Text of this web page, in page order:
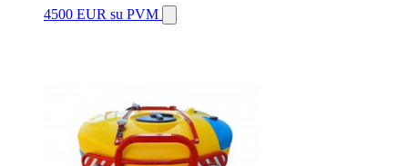
4500 EUR su PVM